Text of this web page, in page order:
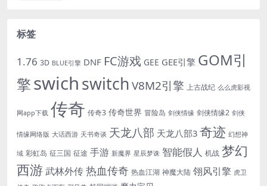
标签
1.76 3D BLUE引擎 DNF FC游戏 GEE GEE引擎 GOM引
擎swichswitchV8M2引擎 上古战纪 么么虎影视
网app下载 传奇 传奇3 传奇世界 冒险岛 剑侠情缘 剑侠情缘2 剑侠
情缘网络版 大话西游 天书奇谈 天龙八部 天龙八部3 奇迹 幻想神
域 彩虹岛 征三国 征途 手游 新魔界 星辰梦诛 智能假人 机战 梦幻
西游 武林外传热血传奇 热血江湖 神魔大陆 翎风引擎 虎卫